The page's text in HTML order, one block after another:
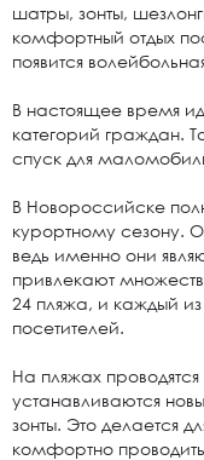
шатры, зонты,
комфортный отдых
появится
В настоящее время
категорий граждан.
спуск для
В Новороссийске
курортному сезону.
ведь именно они
привлекают
24 пляжа, и каждый
посетителей.
На пляжах
устанавливаются
зонты. Это делается
комфортно